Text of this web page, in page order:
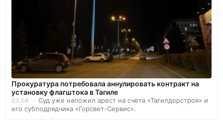
Прокуратура потребовала аннулировать контракт на
установку флагштока в Тагиле
03.08
Суд уже наложил арест на счета «Тагилдорстроя» и
его субподрядчика «Горсвет-Сервис».